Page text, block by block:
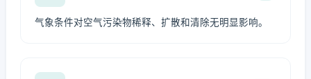
气象条件对空气污染物稀释、扩散和清除无明显影响。